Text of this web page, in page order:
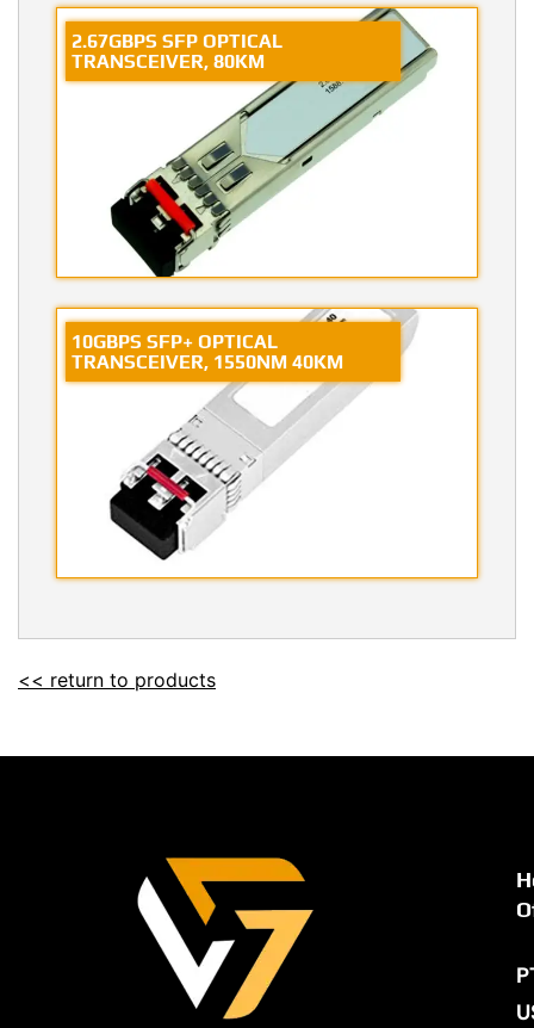
2.67GBPS SFP OPTICAL
TRANSCEIVER, 80KM
10GBPS SFP+ OPTICAL
TRANSCEIVER, 1550NM 40KM
<< return to products